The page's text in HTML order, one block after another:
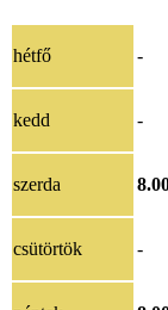
hétfő -
kedd -
szerda
csütörtök -